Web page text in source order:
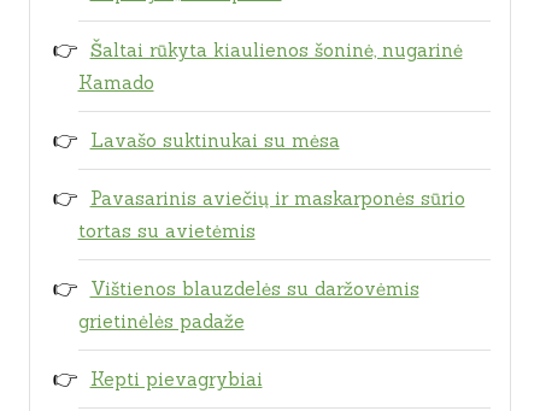
Šaltai rūkyta kiaulienos šoninė, nugarinė
Kamado
Lavašo suktinukai su mėsa
Pavasarinis aviečių ir maskarponės sūrio
tortas su avietėmis
Vištienos blauzdelės su daržovėmis
grietinėlės padaže
Kepti pievagrybiai